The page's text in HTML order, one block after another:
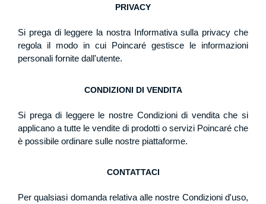
PRIVACY
Si prega di leggere la nostra Informativa sulla privacy che
regola il modo in cui Poincaré gestisce le informazioni
personali fornite dall'utente.
CONDIZIONI DI VENDITA
Si prega di leggere le nostre Condizioni di vendita che si
applicano a tutte le vendite di prodotti o servizi Poincaré che
è possibile ordinare sulle nostre piattaforme.
CONTATTACI
Per qualsiasi domanda relativa alle nostre Condizioni d'uso,